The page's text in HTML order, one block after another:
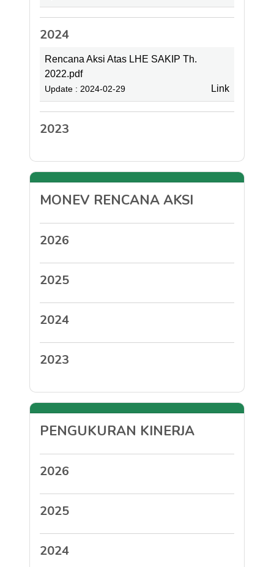
2024
Rencana Aksi Atas LHE SAKIP Th.
2022.pdf
Update : 2024-02-29 Link
2023
MONEV RENCANA AKSI
2026
2025
2024
2023
PENGUKURAN KINERJA
2026
2025
2024